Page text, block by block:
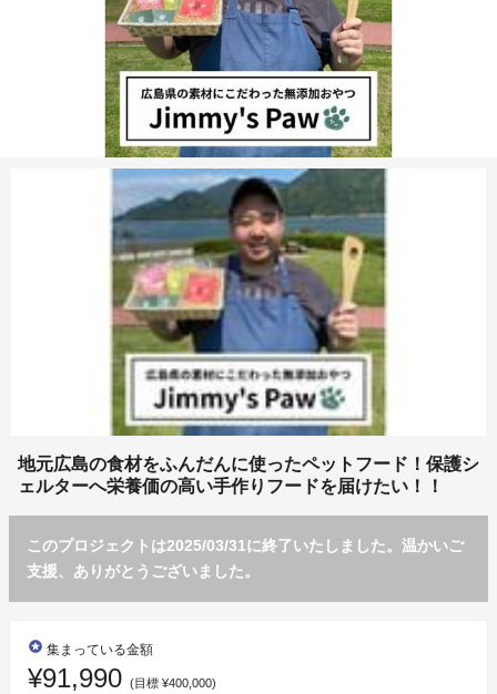
地元広島の食材をふんだんに使ったペットフード！保護シ
ェルターへ栄養価の高い手作りフードを届けたい！！
このプロジェクトは2025/03/31に終了いたしました。温かいご
支援、ありがとうございました。
stars 集まっている金額
¥91,990 (目標 ¥400,000)